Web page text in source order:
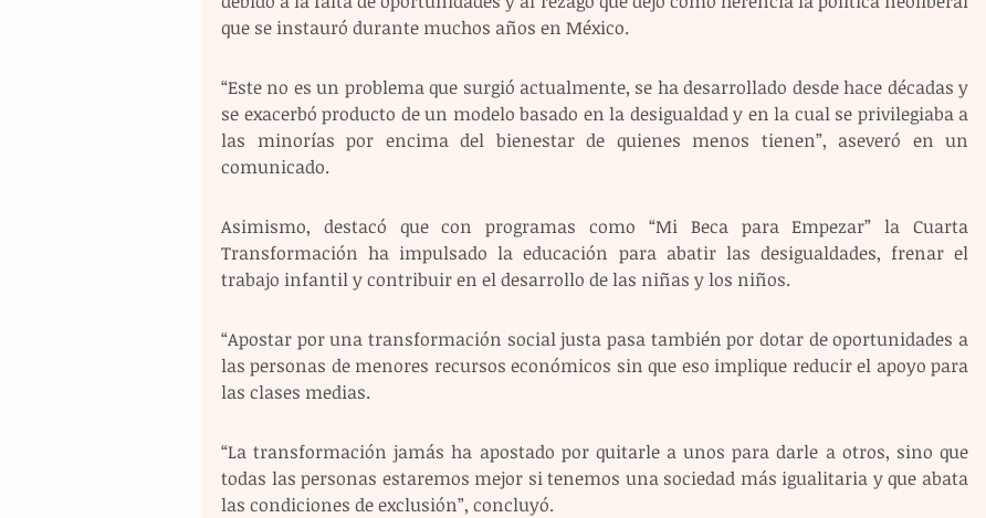
que se instauró durante muchos años en México.
“Este no es un problema que surgió actualmente, se ha desarrollado desde hace décadas y
se exacerbó producto de un modelo basado en la desigualdad y en la cual se privilegiaba a
las minorías por encima del bienestar de quienes menos tienen”, aseveró en un
comunicado.
Asimismo, destacó que con programas como “Mi Beca para Empezar” la Cuarta
Transformación ha impulsado la educación para abatir las desigualdades, frenar el
trabajo infantil y contribuir en el desarrollo de las niñas y los niños.
“Apostar por una transformación social justa pasa también por dotar de oportunidades a
las personas de menores recursos económicos sin que eso implique reducir el apoyo para
las clases medias.
“La transformación jamás ha apostado por quitarle a unos para darle a otros, sino que
todas las personas estaremos mejor si tenemos una sociedad más igualitaria y que abata
las condiciones de exclusión”, concluyó.